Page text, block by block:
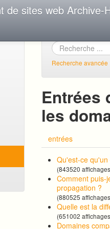
de sites web Archive-
Recherche avancée
Entrées
les
entrées
Qu'est-ce
(843520
Comment puis-
propagation ?
(880525
Quelle est la
(651002
Domaines